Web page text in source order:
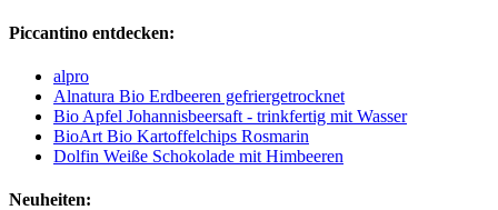
Piccantino entdecken:
alpro
Alnatura Bio Erdbeeren gefriergetrocknet
Bio Apfel Johannisbeersaft - trinkfertig mit Wasser
BioArt Bio Kartoffelchips Rosmarin
Dolfin Weiße Schokolade mit Himbeeren
Neuheiten: